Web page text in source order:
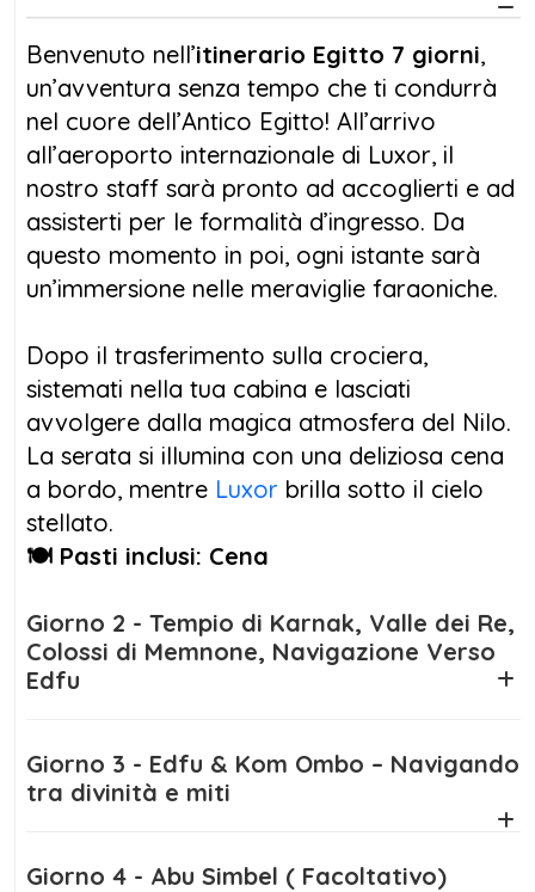
Karnak. A bordo di una crociera di lusso,
solcherai le acque del Nilo alla scoperta
diEdfueKom Ombo, templi intrisi di miti e
simboli sacri. Il cuore del tuo itinerario Egitto
7 giorni batte forte adAbu Simbel , davanti ai
colossi di Ramses II, autentici capolavori
scolpiti nella roccia.
Ad Aswan, ti attende l’incantevoleTempio di
cristalline, mentre il ritorno alCairosegna
l’inizio di una nuova avventura: le
maestosePiramidi di Giza ,La Sfingee il
Grande Museo Egizio , scrigno di tesori
inestimabili. Per concludere, una passeggiata
tra i vicoli del
bazar più antico e suggestivo della capitale.
Se sogni una crociera sul Nilo più Cairo,
questoitinerario Egitto 7 giorniè
l’esperienza perfetta per te! Il Nilo sarà la tua
sei pronto a partire?
Benvenuto nell’itinerario Egitto 7 giorni,
un’avventura senza tempo che ti condurrà
nel cuore dell’Antico Egitto! All’arrivo
all’aeroporto internazionale di Luxor, il
nostro staff sarà pronto ad accoglierti e ad
assisterti per le formalità d’ingresso. Da
questo momento in poi, ogni istante sarà
un’immersione nelle meraviglie faraoniche.
Dopo il trasferimento sulla crociera,
sistemati nella tua cabina e lasciati
avvolgere dalla magica atmosfera del Nilo.
La serata si illumina con una deliziosa cena
a bordo, mentre Luxor brilla sotto il cielo
stellato.
🍽️ Pasti inclusi: Cena
Giorno 2 - Tempio di Karnak, Valle dei Re,
Colossi di Memnone, Navigazione Verso
Edfu
Giorno 3 - Edfu & Kom Ombo – Navigando
tra divinità e miti
Giorno 4 - Abu Simbel ( Facoltativo)